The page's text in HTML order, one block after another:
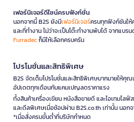
เฟอร์นิเจอร์ดีไซน์ครบฟังก์ชั่น
นอกจากนี้ B2S ยังมีเฟอร์นิเจอร์ครบทุกฟังก์ชันใ
และที่ทำงาน ไม่ว่าจะเป็นโต๊ะทำงานพับได้ จากแบร
Furradecก็มีให้เลือกครบครัน
โปรโมชั่นและสิทธิพิเศษ
B2S จัดเต็มโปรโมชั่นและสิทธิพิเศษมากมายให้คุ
อัปเดตทุกเดือนกับแคมเปญลดราคาแรง
ทั้งสินค้าเครื่องเขียน หนังสือขายดี และไอเทมไล
และดีลพิเศษเมื่อช้อปผ่าน B2S.co.th เท่านั้น นอก
*เมื่อสั่งครบขั้นต่ำที่บริษัทกำหนด